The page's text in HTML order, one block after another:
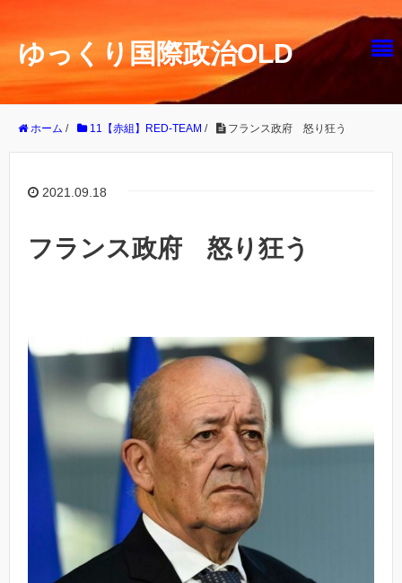
ゆっくり国際政治OLD
ホーム / 11【赤組】RED-TEAM / フランス政府 怒り狂う
2021.09.18
フランス政府 怒り狂う